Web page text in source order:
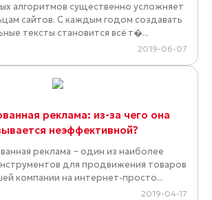
алгоритмов существенно усложняет
сайтов. С каждым годом создавать
тексты становится всё т�...
2019-06-07
реклама: из-за чего она
неэффективной?
реклама − один из наиболее
для продвижения товаров
компании на интернет-просто...
2019-04-17